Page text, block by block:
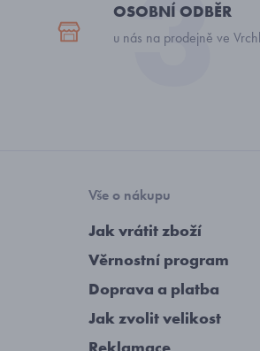
OSOBNÍ ODBĚR
u nás na prodejně ve
Vše o nákupu
Jak vrátit zboží
Věrnostní program
Doprava a platba
Jak zvolit velikost